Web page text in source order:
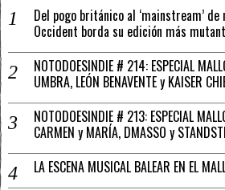
Del pogo británico al ‘mainstream’
Occident borda su edición más
NOTODOESINDIE # 214: ESPECIAL
UMBRA, LEÓN BENAVENTE y KAISER
NOTODOESINDIE # 213: ESPECIAL
CARMEN y MARÍA, DMASSO y
LA ESCENA MUSICAL BALEAR EN EL